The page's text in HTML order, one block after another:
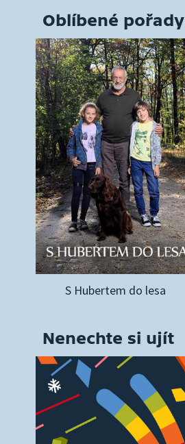
Oblíbené pořady
S Hubertem do lesa
Nenechte si ujít